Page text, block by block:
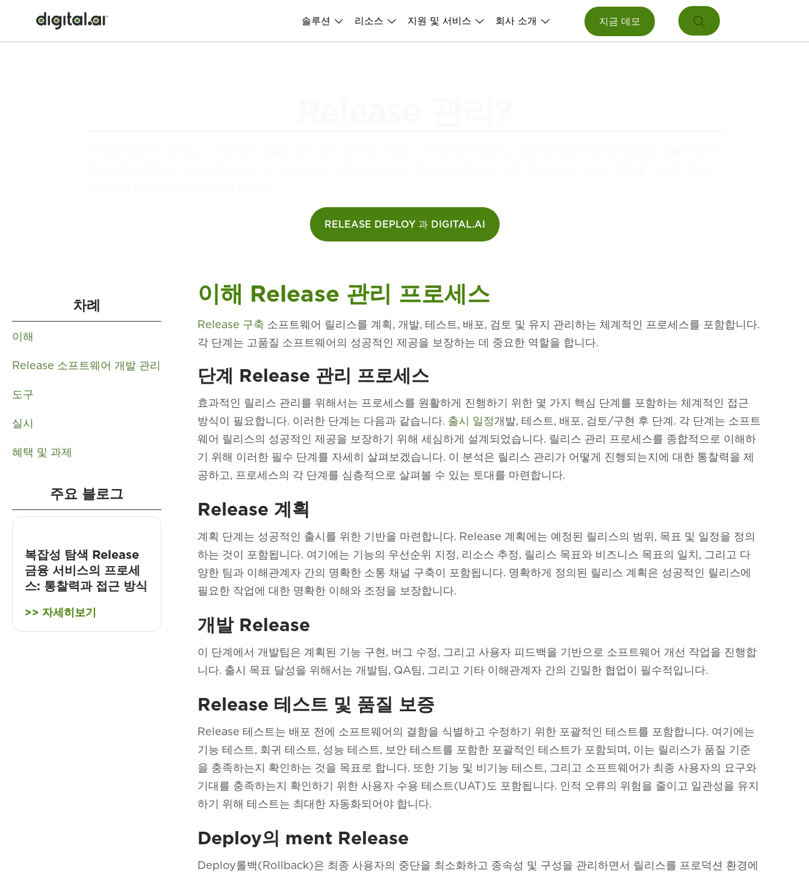
솔루션 리소스 지원 및 서비스 회사 소개 지금 데모
RELEASE DEPLOY 과 DIGITAL.AI
차례
이해
Release 소프트웨어 개발 관리
도구
실시
혜택 및 과제
주요 블로그
복잡성 탐색 Release
금융 서비스의 프로세
스: 통찰력과 접근 방식
>> 자세히보기
이해 Release 관리 프로세스
Release 구축 소프트웨어 릴리스를 계획, 개발, 테스트, 배포, 검토 및 유지 관리하는 체계적인 프로세스를 포함합니다.
각 단계는 고품질 소프트웨어의 성공적인 제공을 보장하는 데 중요한 역할을 합니다.
단계 Release 관리 프로세스
효과적인 릴리스 관리를 위해서는 프로세스를 원활하게 진행하기 위한 몇 가지 핵심 단계를 포함하는 체계적인 접근
방식이 필요합니다. 이러한 단계는 다음과 같습니다. 출시 일정개발, 테스트, 배포, 검토/구현 후 단계. 각 단계는 소프트
웨어 릴리스의 성공적인 제공을 보장하기 위해 세심하게 설계되었습니다. 릴리스 관리 프로세스를 종합적으로 이해하
기 위해 이러한 필수 단계를 자세히 살펴보겠습니다. 이 분석은 릴리스 관리가 어떻게 진행되는지에 대한 통찰력을 제
공하고, 프로세스의 각 단계를 심층적으로 살펴볼 수 있는 토대를 마련합니다.
Release 계획
계획 단계는 성공적인 출시를 위한 기반을 마련합니다. Release 계획에는 예정된 릴리스의 범위, 목표 및 일정을 정의
하는 것이 포함됩니다. 여기에는 기능의 우선순위 지정, 리소스 추정, 릴리스 목표와 비즈니스 목표의 일치, 그리고 다
양한 팀과 이해관계자 간의 명확한 소통 채널 구축이 포함됩니다. 명확하게 정의된 릴리스 계획은 성공적인 릴리스에
필요한 작업에 대한 명확한 이해와 조정을 보장합니다.
개발 Release
이 단계에서 개발팀은 계획된 기능 구현, 버그 수정, 그리고 사용자 피드백을 기반으로 소프트웨어 개선 작업을 진행합
니다. 출시 목표 달성을 위해서는 개발팀, QA팀, 그리고 기타 이해관계자 간의 긴밀한 협업이 필수적입니다.
Release 테스트 및 품질 보증
Release 테스트는 배포 전에 소프트웨어의 결함을 식별하고 수정하기 위한 포괄적인 테스트를 포함합니다. 여기에는
기능 테스트, 회귀 테스트, 성능 테스트, 보안 테스트를 포함한 포괄적인 테스트가 포함되며, 이는 릴리스가 품질 기준
을 충족하는지 확인하는 것을 목표로 합니다. 또한 기능 및 비기능 테스트, 그리고 소프트웨어가 최종 사용자의 요구와
기대를 충족하는지 확인하기 위한 사용자 수용 테스트(UAT)도 포함됩니다. 인적 오류의 위험을 줄이고 일관성을 유지
하기 위해 테스트는 최대한 자동화되어야 합니다.
Deploy의 ment Release
Deploy롤백(Rollback)은 최종 사용자의 중단을 최소화하고 종속성 및 구성을 관리하면서 릴리스를 프로덕션 환경에